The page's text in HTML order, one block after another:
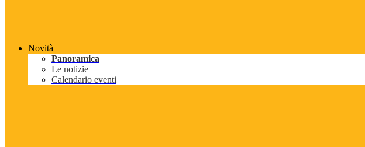
Novità
Panoramica
Le notizie
Calendario eventi